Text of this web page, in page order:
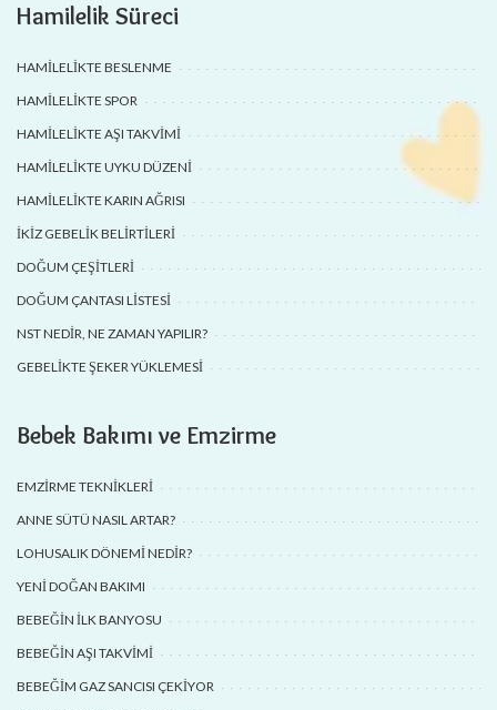
Hamilelik Süreci
HAMILELIKTE BESLENME
HAMILELIKTE SPOR
HAMILELIKTE AŞI TAKVIMI
HAMILELIKTE UYKU DÜZENI
HAMILELIKTE KARIN AĞRISI
İKIZ GEBELIK BELIRTILERI
DOĞUM ÇEŞITLERI
DOĞUM ÇANTASI LISTESI
NST NEDIR, NE ZAMAN YAPILIR?
GEBELIKTE ŞEKER YÜKLEMESI
Bebek Bakımı ve Emzirme
EMZIRME TEKNIKLERI
ANNE SÜTÜ NASIL ARTAR?
LOHUSALIK DÖNEMI NEDIR?
YENI DOĞAN BAKIMI
BEBEĞIN İLK BANYOSU
BEBEĞIN AŞI TAKVIMI
BEBEĞIM GAZ SANCISI ÇEKIYOR